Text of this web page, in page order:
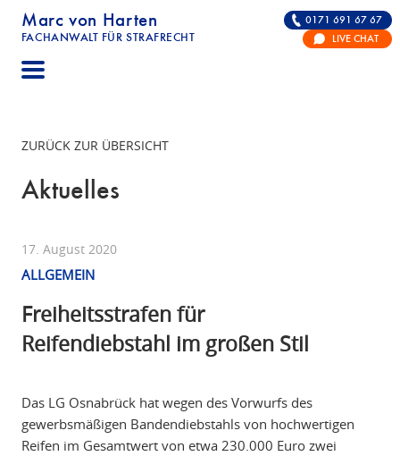
Marc von Harten
FACHANWALT FÜR STRAFRECHT
STRAFRECHT | RECHTSANWALT FÜR DIE
0171 691 67 67
LIVE CHAT
ZURÜCK ZUR ÜBERSICHT
Aktuelles
17. August 2020
ALLGEMEIN
Freiheitsstrafen für
Reifendiebstahl im großen Stil
Das LG Osnabrück hat wegen des Vorwurfs des
gewerbsmäßigen Bandendiebstahls von hochwertigen
Reifen im Gesamtwert von etwa 230.000 Euro zwei